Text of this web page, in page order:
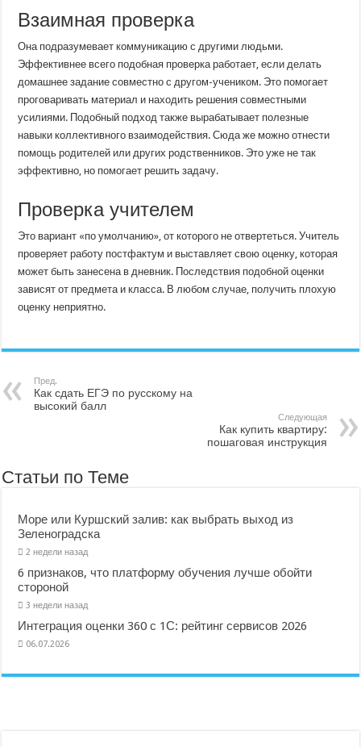
Взаимная проверка
Она подразумевает коммуникацию с другими людьми.
Эффективнее всего подобная проверка работает, если делать
домашнее задание совместно с другом-учеником. Это помогает
проговаривать материал и находить решения совместными
усилиями. Подобный подход также вырабатывает полезные
навыки коллективного взаимодействия. Сюда же можно отнести
помощь родителей или других родственников. Это уже не так
эффективно, но помогает решить задачу.
Проверка учителем
Это вариант «по умолчанию», от которого не отвертеться. Учитель
проверяет работу постфактум и выставляет свою оценку, которая
может быть занесена в дневник. Последствия подобной оценки
зависят от предмета и класса. В любом случае, получить плохую
оценку неприятно.
Пред.
Как сдать ЕГЭ по русскому на
высокий балл
Следующая
Как купить квартиру:
пошаговая инструкция
Статьи по Теме
Море или Куршский залив: как выбрать выход из
Зеленоградска
2 недели назад
6 признаков, что платформу обучения лучше обойти
стороной
3 недели назад
Интеграция оценки 360 с 1С: рейтинг сервисов 2026
06.07.2026